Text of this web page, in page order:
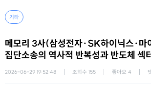
기타
메모리 3사(삼성전자·SK하이닉스·마
집단소송의 역사적 반복성과 반도체 섹
2026-06-29 19:52:48 조회수 155 좋아요 4